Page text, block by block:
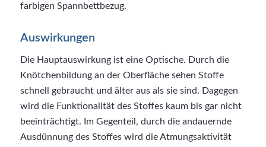
farbigen Spannbettbezug.
Auswirkungen
Die Hauptauswirkung ist eine Optische. Durch die
Knötchenbildung an der Oberfläche sehen Stoffe
schnell gebraucht und älter aus als sie sind. Dagegen
wird die Funktionalität des Stoffes kaum bis gar nicht
beeinträchtigt. Im Gegenteil, durch die andauernde
Ausdünnung des Stoffes wird die Atmungsaktivität